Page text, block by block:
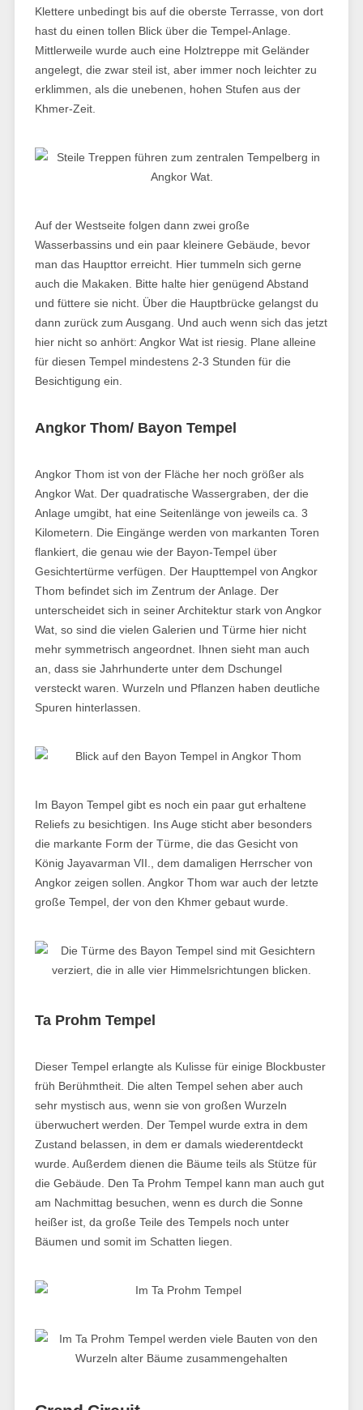
Klettere unbedingt bis auf die oberste Terrasse, von dort
hast du einen tollen Blick über die Tempel-Anlage.
Mittlerweile wurde auch eine Holztreppe mit Geländer
angelegt, die zwar steil ist, aber immer noch leichter zu
erklimmen, als die unebenen, hohen Stufen aus der
Khmer-Zeit.
Auf der Westseite folgen dann zwei große
Wasserbassins und ein paar kleinere Gebäude, bevor
man das Haupttor erreicht. Hier tummeln sich gerne
auch die Makaken. Bitte halte hier genügend Abstand
und füttere sie nicht. Über die Hauptbrücke gelangst du
dann zurück zum Ausgang. Und auch wenn sich das jetzt
hier nicht so anhört: Angkor Wat ist riesig. Plane alleine
für diesen Tempel mindestens 2-3 Stunden für die
Besichtigung ein.
Angkor Thom/ Bayon Tempel
Angkor Thom ist von der Fläche her noch größer als
Angkor Wat. Der quadratische Wassergraben, der die
Anlage umgibt, hat eine Seitenlänge von jeweils ca. 3
Kilometern. Die Eingänge werden von markanten Toren
flankiert, die genau wie der Bayon-Tempel über
Gesichtertürme verfügen. Der Haupttempel von Angkor
Thom befindet sich im Zentrum der Anlage. Der
unterscheidet sich in seiner Architektur stark von Angkor
Wat, so sind die vielen Galerien und Türme hier nicht
mehr symmetrisch angeordnet. Ihnen sieht man auch
an, dass sie Jahrhunderte unter dem Dschungel
versteckt waren. Wurzeln und Pflanzen haben deutliche
Spuren hinterlassen.
Im Bayon Tempel gibt es noch ein paar gut erhaltene
Reliefs zu besichtigen. Ins Auge sticht aber besonders
die markante Form der Türme, die das Gesicht von
König Jayavarman VII., dem damaligen Herrscher von
Angkor zeigen sollen. Angkor Thom war auch der letzte
große Tempel, der von den Khmer gebaut wurde.
Ta Prohm Tempel
Dieser Tempel erlangte als Kulisse für einige Blockbuster
früh Berühmtheit. Die alten Tempel sehen aber auch
sehr mystisch aus, wenn sie von großen Wurzeln
überwuchert werden. Der Tempel wurde extra in dem
Zustand belassen, in dem er damals wiederentdeckt
wurde. Außerdem dienen die Bäume teils als Stütze für
die Gebäude. Den Ta Prohm Tempel kann man auch gut
am Nachmittag besuchen, wenn es durch die Sonne
heißer ist, da große Teile des Tempels noch unter
Bäumen und somit im Schatten liegen.